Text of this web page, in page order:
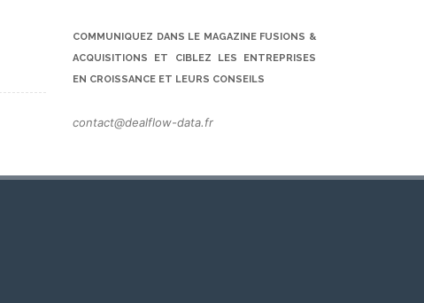
COMMUNIQUEZ DANS LE MAGAZINE FUSIONS &
ACQUISITIONS ET CIBLEZ LES ENTREPRISES
EN CROISSANCE ET LEURS CONSEILS
contact@dealflow-data.fr